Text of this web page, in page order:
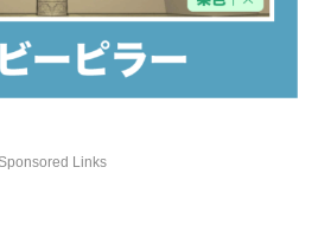
Sponsored Links